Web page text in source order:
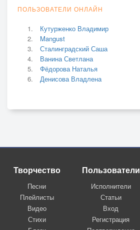
ПОЛЬЗОВАТЕЛИ ОНЛАЙН
Кутурженко Владимир
Mangust
Сталинградский Саша
Ванина Светлана
Фёдорова Наталья
Денисова Владлена
Творчество
Песни
Плейлисты
Видео
Стихи
Пользователи
Исполнители
Статьи
Вход
Регистрация